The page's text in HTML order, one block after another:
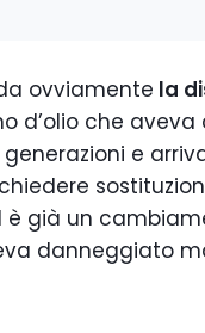
ovviamente la
d’olio che
e
già un
danneggiato